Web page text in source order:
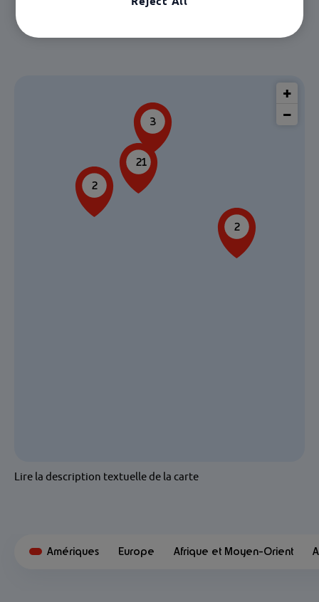
3
2
21
2
+
−
Lire la description textuelle de la carte
Amériques Europe Afrique et Moyen-Orient